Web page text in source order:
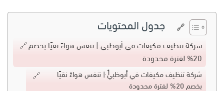
جدول المحتويات
شركة تنظيف مكيفات في أبوظبي | تنفس هواءً نقيًا بخصم
20% لفترة محدودة
شركة تنظيف مكيفات في أبوظبي | تنفس هواءً نقيًا
بخصم 20% لفترة محدودة